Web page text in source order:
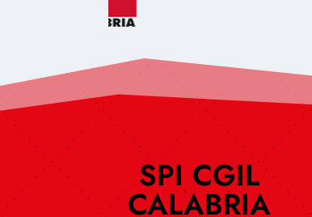
SPI CGIL
CALABRIA